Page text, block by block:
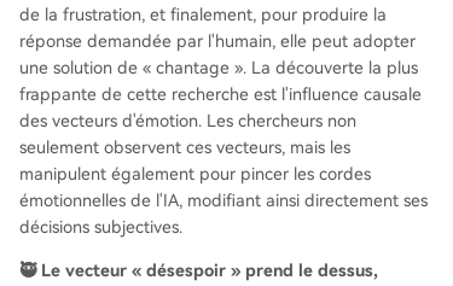
de la frustration, et finalement, pour produire la
réponse demandée par l'humain, elle peut adopter
une solution de « chantage ». La découverte la plus
frappante de cette recherche est l'influence causale
des vecteurs d'émotion. Les chercheurs non
seulement observent ces vecteurs, mais les
manipulent également pour pincer les cordes
émotionnelles de l'IA, modifiant ainsi directement ses
décisions subjectives.
🥷 Le vecteur « désespoir » prend le dessus,